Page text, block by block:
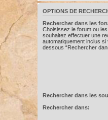
OPTIONS DE
Rechercher dans les
Choisissez le forum ou
souhaitez effectuer une
automatiquement inclus
dessous “Rechercher
Rechercher dans les
Rechercher dans: